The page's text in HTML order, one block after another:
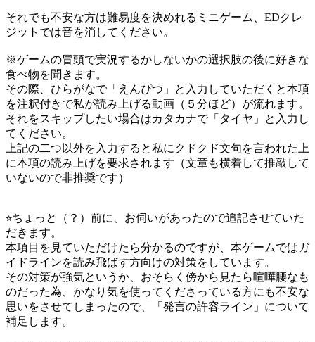
それでも不安な方は難易度を決めれるミニゲーム、EDクレ
ジットでは音を消してください。
※ゲームの冒頭で実況するかしないかの選択肢の後に好きな
食べ物を聞きます。
その際、ひらがなで「えんぴつ」と入力していただくと本項
を注釈付きで私が読み上げる動画（５分ほど）が流れます。
それをスキップしたい場合はカタカナで「タイヤ」と入力し
てください。
上記の二つ以外を入力すると私にクドクド文句を言われた上
に本項の読み上げを要求されます（文章も横着して推敲して
いないので非推奨です）
⭐︎ちょっと（？）前に、お伺いがあったので追記させていた
だきます。
本項目を見ていただけたら分かるのですが、本ゲームではガ
イドラインを読み飛ばす方向けの対策をしています。
その対策が強気というか、おそらく傍から見たら喧嘩腰なも
のだった為、かなり気を使ってくださっている方にも不安な
思いをさせてしまったので、「発言の許容ライン」について
補足します。